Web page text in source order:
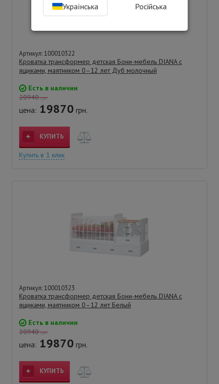
Артикул: 100010322
Кроватка трансформер детская Бони-мебель DIANA с
ящиками, маятником 0–12 лет Дуб молочный
Есть в наличии
20940грн.
цена: 19870 грн.
КУПИТЬ
Купить в 1 клик
Артикул: 100010323
Кроватка трансформер детская Бони-мебель DIANA с
ящиками, маятником 0–12 лет Белый
Есть в наличии
20940грн.
цена: 19870 грн.
КУПИТЬ
Українська Російська